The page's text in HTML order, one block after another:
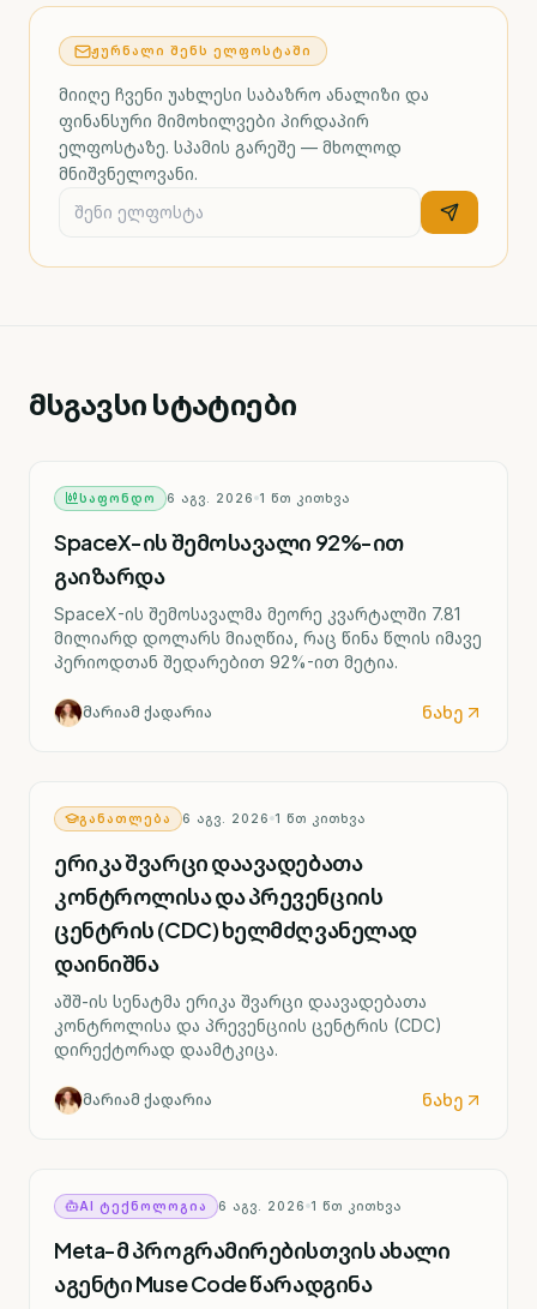
ᲟᲣᲠᲜᲐᲚᲘ ᲨᲔᲜᲡ ᲔᲚᲤᲝᲡᲢᲐᲨᲘ
მიიღე ჩვენი უახლესი საბაზრო ანალიზი და
ფინანსური მიმოხილვები პირდაპირ
ელფოსტაზე. სპამის გარეშე — მხოლოდ
მნიშვნელოვანი.
მსგავსი სტატიები
ᲡᲐᲤᲝᲜᲓᲝ 6 ᲐᲒᲕ. 2026 1 ᲬᲗ ᲙᲘᲗᲮᲕᲐ
SpaceX-ის შემოსავალი 92%-ით
გაიზარდა
SpaceX-ის შემოსავალმა მეორე კვარტალში 7.81
მილიარდ დოლარს მიაღწია, რაც წინა წლის იმავე
პერიოდთან შედარებით 92%-ით მეტია.
მარიამ ქადარია ნახე
ᲒᲐᲜᲐᲗᲚᲔᲑᲐ 6 ᲐᲒᲕ. 2026 1 ᲬᲗ ᲙᲘᲗᲮᲕᲐ
ერიკა შვარცი დაავადებათა
კონტროლისა და პრევენციის
ცენტრის (CDC) ხელმძღვანელად
დაინიშნა
აშშ-ის სენატმა ერიკა შვარცი დაავადებათა
კონტროლისა და პრევენციის ცენტრის (CDC)
დირექტორად დაამტკიცა.
მარიამ ქადარია ნახე
AI ᲢᲔᲥᲜᲝᲚᲝᲒᲘᲐ 6 ᲐᲒᲕ. 2026 1 ᲬᲗ ᲙᲘᲗᲮᲕᲐ
Meta-მ პროგრამირებისთვის ახალი
აგენტი Muse Code წარადგინა